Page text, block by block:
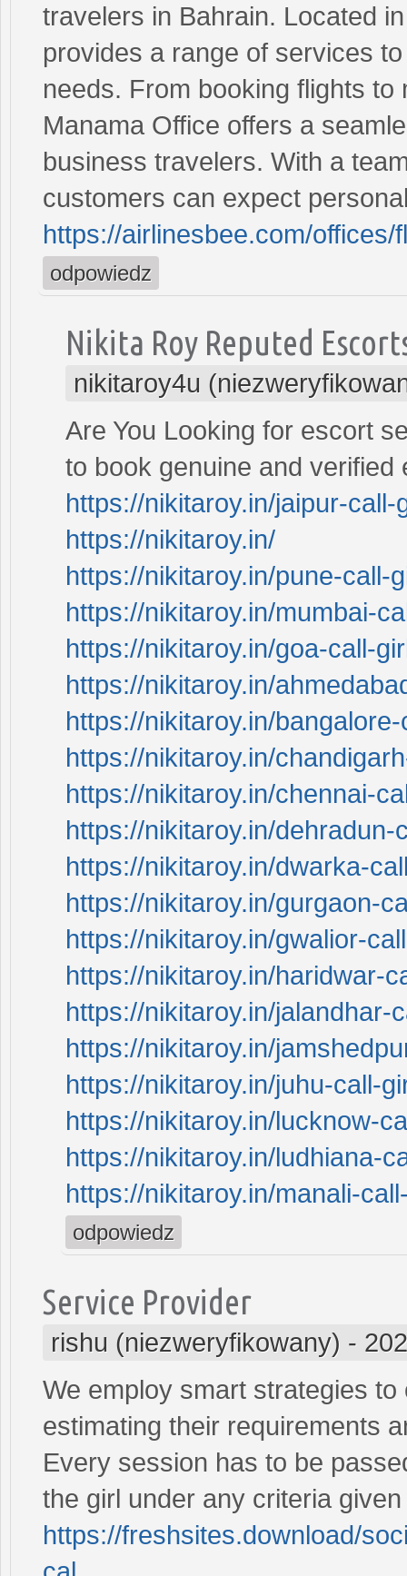
travelers in Bahrain. Located
provides a range of services
needs. From booking flights
Manama Office offers a
business travelers. With a
customers can expect
https://airlinesbee.com/
odpowiedz
Nikita Roy Reputed
nikitaroy4u
Are You Looking for escort
to book genuine and
https://nikitaroy.in/jaipur-call-
https://nikitaroy.in/
https://nikitaroy.in/pune-call-
https://nikitaroy.in/mumbai-
https://nikitaroy.in/goa-call-
https://nikitaroy.in/
https://nikitaroy.in/
https://nikitaroy.in/
https://nikitaroy.in/chennai-
https://nikitaroy.in/dehradun-
https://nikitaroy.in/dwarka-
https://nikitaroy.in/gurgaon-
https://nikitaroy.in/gwalior-
https://nikitaroy.in/haridwar-
https://nikitaroy.in/jalandhar-
https://nikitaroy.in/
https://nikitaroy.in/juhu-call-
https://nikitaroy.in/lucknow-
https://nikitaroy.in/ludhiana-
https://nikitaroy.in/manali-
odpowiedz
Service Provider
rishu (niezweryfikowany) -
We employ smart strategies
estimating their requirements
Every session has to be
the girl under any criteria
https://freshsites.download/